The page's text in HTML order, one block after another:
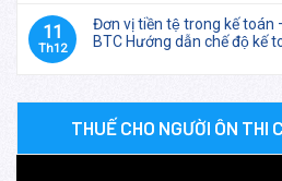
11
Th12
Đơn vị tiền tệ trong kế
BTC Hướng dẫn chế độ kế
THUẾ CHO NGƯỜI ÔN THI